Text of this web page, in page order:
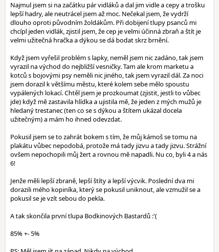
Najmul jsem si na začátku pár vidláků a dal jim vidle a cepy a trošku
lepší hadry, ale neutrácel jsem až moc. Nečekal jsem, že vydrží
dlouho oproti původním žoldákům. Při dobijení tlupy psanců mi
chcípl jeden vidlák, zjistil jsem, že cep je velmi účinná zbraň a štít je
velmi užitečná hračka a dýkou se dá bodat skrz brnění.
Když jsem vyřešil problém s lapky, neměl jsem nic zadáno, tak jsem
vyrazil na východ do nejbližší vesničky. Tam ale krom marketu a
kotců s bojovými psy neměli nic jiného, tak jsem vyrazil dál. Za noci
jsem dorazil k většímu městu, které kolem sebe mělo spoustu
vypálených lokací. Chtěl jsem je prozkoumat (zjistit, jestli to vůbec
jde) když mě zastavila hlídka a ujistila mě, že jeden z mých mužů je
hledaný trestanec (ten co se s dýkou a štítem ukázal docela
užitečným) a mám ho ihned odevzdat.
Pokusil jsem se to zahrát bokem s tím, že můj kámoš se tomu na
plakátu vůbec nepodobá, protože má tady jizvu a tady jizvu. Strážní
ovšem nepochopili můj žert a rovnou mě napadli. Nu co, byli 4 a nás
6!
Jenže měli lepší zbraně, lepší štíty a lepší výcvik. Poslední dva mi
dorazili mého kopiníka, který se pokusil uniknout, ale vzmužil se a
pokusil se je vzít sebou do pekla.
A tak skončila první tlupa Bodkinových Bastardů :'(
85% +- 5%